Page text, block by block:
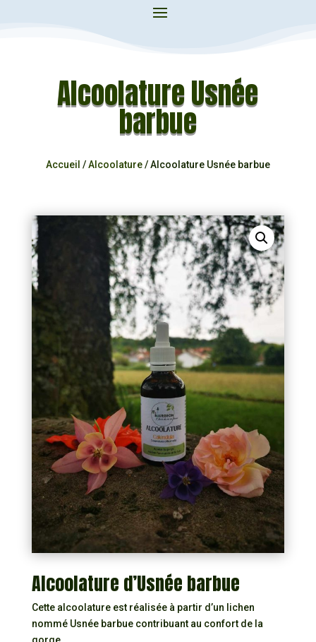
Alcoolature Usnée
barbue
Accueil /Alcoolature/ Alcoolature Usnée barbue
Alcoolature d’Usnée barbue
Cette alcoolature est réalisée à partir d’un lichen
nommé Usnée barbue contribuant au confort de la